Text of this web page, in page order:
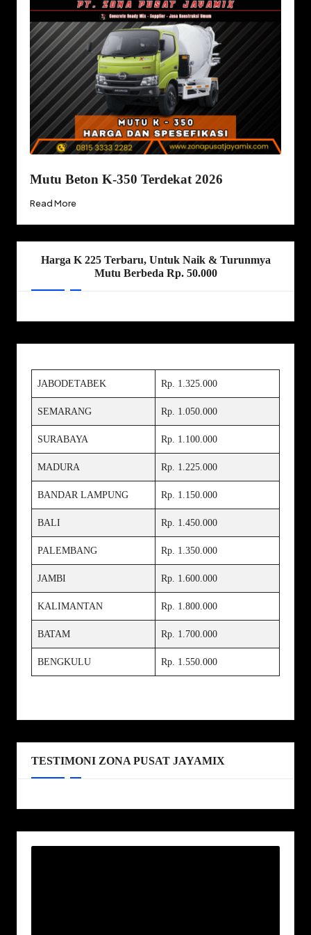
Mutu Beton K-350 Terdekat 2026
Read More
Harga K 225 Terbaru, Untuk Naik & Turunmya
Mutu Berbeda Rp. 50.000
JABODETABEK Rp. 1.325.000
SEMARANG Rp. 1.050.000
SURABAYA Rp. 1.100.000
MADURA Rp. 1.225.000
BANDAR LAMPUNG Rp. 1.150.000
BALI Rp. 1.450.000
PALEMBANG Rp. 1.350.000
JAMBI Rp. 1.600.000
KALIMANTAN Rp. 1.800.000
BATAM Rp. 1.700.000
BENGKULU Rp. 1.550.000
TESTIMONI ZONA PUSAT JAYAMIX